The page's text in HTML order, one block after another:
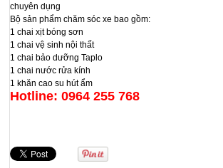
chuyên dụng
Bộ sản phẩm chăm sóc xe bao gồm:
1 chai xịt bóng sơn
1 chai vệ sinh nội thất
1 chai bảo dưỡng Taplo
1 chai nước rửa kính
1 khăn cao su hút ẩm
Hotline: 0964 255 768